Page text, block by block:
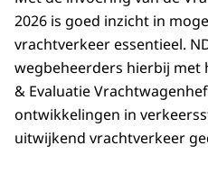
2026 is goed inzicht in
vrachtverkeer essentieel.
wegbeheerders hierbij
& Evaluatie
ontwikkelingen in
uitwijkend vrachtverkeer